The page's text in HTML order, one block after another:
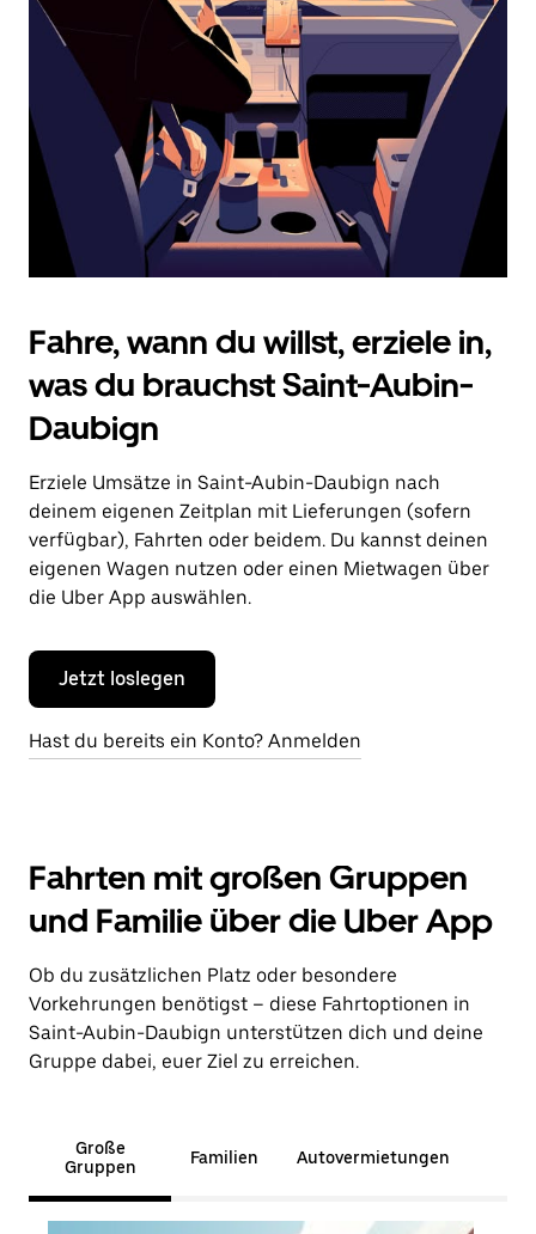
Drücke
die
Escape-
Taste,
den
Kalender
zu
schließen.
Fahre, wann du willst, erziele in,
was du brauchst Saint-Aubin-
Daubign
Erziele Umsätze in Saint-Aubin-Daubign nach
deinem eigenen Zeitplan mit Lieferungen (sofern
verfügbar), Fahrten oder beidem. Du kannst deinen
eigenen Wagen nutzen oder einen Mietwagen über
die Uber App auswählen.
Jetzt loslegen
Hast du bereits ein Konto? Anmelden
Fahrten mit großen Gruppen
und Familie über die Uber App
Ob du zusätzlichen Platz oder besondere
Vorkehrungen benötigst – diese Fahrtoptionen in
Saint-Aubin-Daubign unterstützen dich und deine
Gruppe dabei, euer Ziel zu erreichen.
Große
Gruppen
Familien Autovermietungen